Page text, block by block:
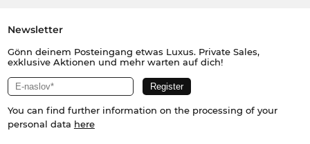
Newsletter
Gönn deinem Posteingang etwas Luxus. Private Sales,
exklusive Aktionen und mehr warten auf dich!
You can find further information on the processing of your
personal data here